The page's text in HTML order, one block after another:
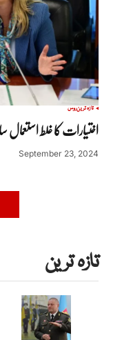
تازہ ترینروس
اختیارات کا غلط استعمال
September 23, 2024
تازہ ترین